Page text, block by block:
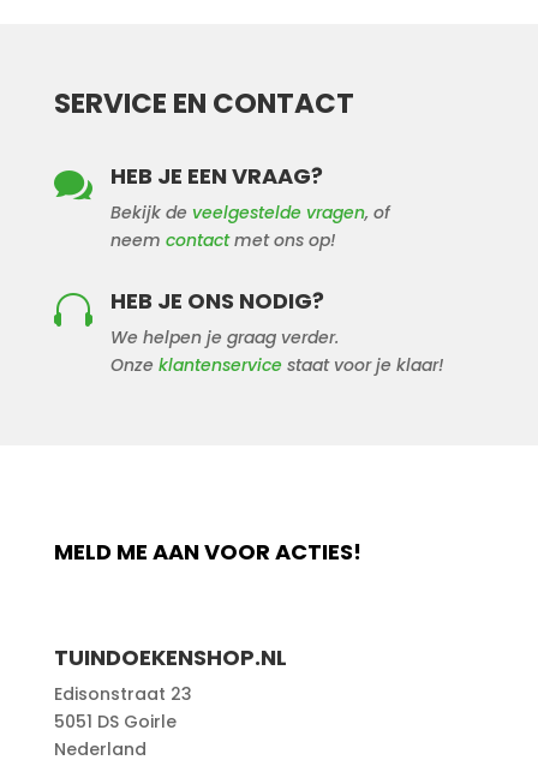
SERVICE EN CONTACT
 HEB JE EEN VRAAG?
Bekijk de veelgestelde vragen, of
neem contact met ons op!
 HEB JE ONS NODIG?
We helpen je graag verder.
Onze klantenservice staat voor je klaar!
MELD ME AAN VOOR ACTIES!
TUINDOEKENSHOP.NL
Edisonstraat 23
5051 DS Goirle
Nederland